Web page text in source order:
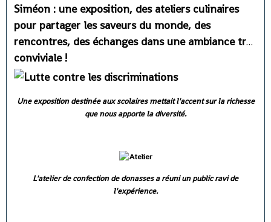
Siméon : une exposition, des ateliers culinaires
pour partager les saveurs du monde, des
rencontres, des échanges dans une ambiance très
conviviale !
Une exposition destinée aux scolaires mettait l'accent sur la richesse
que nous apporte la diversité.
L'atelier de confection de donasses a réuni un public ravi de
l'expérience.